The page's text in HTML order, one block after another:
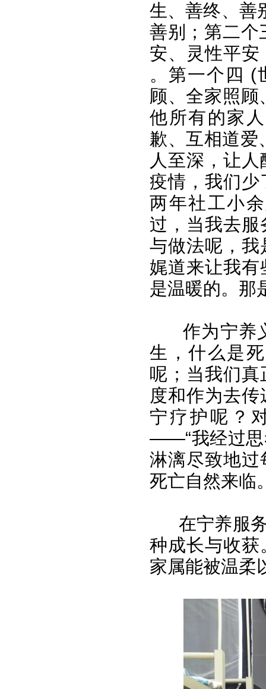
生、善终、善
善别；第二个
安、灵性平
。第一个四 (
顾、全家照顾
他所有的家
歉、互相道爱
人至深，让
疫情，我们
两年社工小
过，当我去
与做法呢，
娓道来让我
是温暖的。那
作为宁养义
生，什么是
呢；当我们
度和作为去
宁疗护呢？
——“我经过思
淋漓尽致地
死亡自然来临
在宁养服务
种成长与收
家属能被温柔